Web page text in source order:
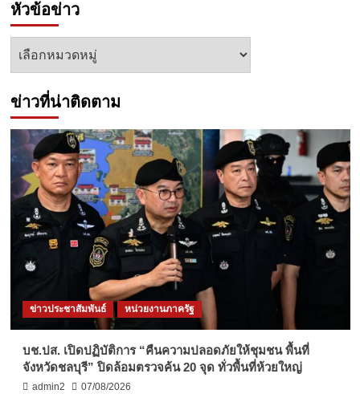
หัวข้อข่าว
หัวข้อ
ข่าวที่น่าติดตาม
ข่าวประชาสัมพันธ์ หน่วยงานภาครัฐ
บช.ปส. เปิดปฏิบัติการ “คืนความปลอดภัยให้ชุมชน พื้นที่
จังหวัดชลบุรี” ปิดล้อมตรวจค้น 20 จุด ทั่วพื้นที่ห้วยใหญ่
admin2 07/08/2026